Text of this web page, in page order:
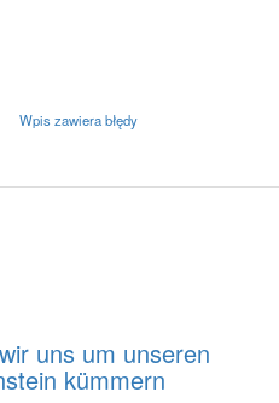
Wpis zawiera błędy
uns um unseren
kümmern